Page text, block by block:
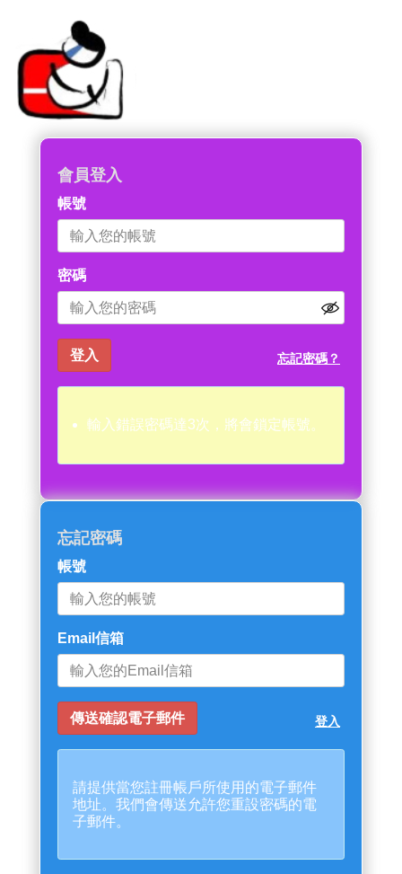
會員登入
帳號
密碼
忘記密碼？
輸入錯誤密碼達3次，將會鎖定帳號。
忘記密碼
帳號
Email信箱
登入
請提供當您註冊帳戶所使用的電子郵件
地址。我們會傳送允許您重設密碼的電
子郵件。